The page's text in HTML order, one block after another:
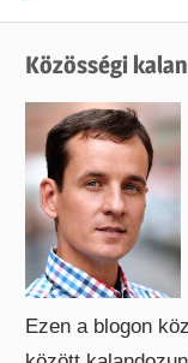
Közösségi
Ezen a blogon